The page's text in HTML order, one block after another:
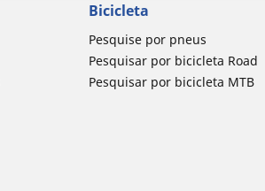
Bicicleta
Pesquise por pneus
Pesquisar por bicicleta Road
Pesquisar por bicicleta MTB